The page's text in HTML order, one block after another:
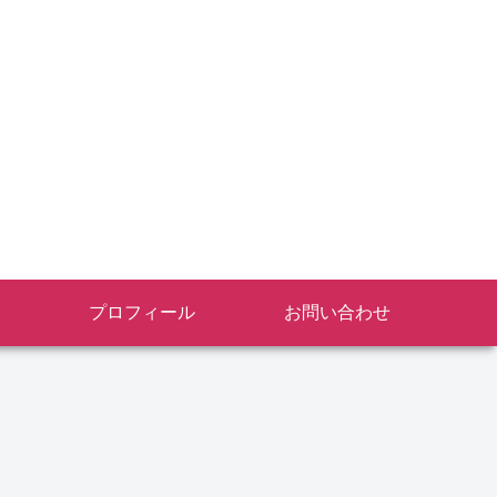
プロフィール お問い合わせ